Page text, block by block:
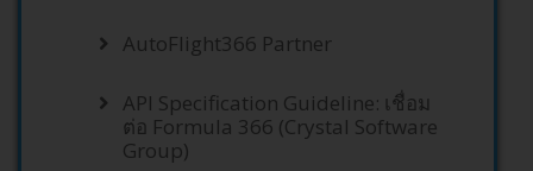
AutoFlight366 Partner
API Specification Guideline: เชื่อม
ต่อ Formula 366 (Crystal Software
Group)